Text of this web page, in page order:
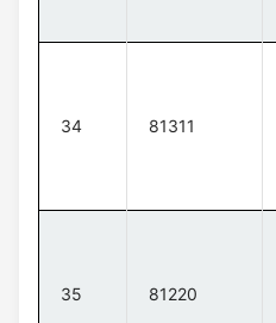
34 81311
35 81220